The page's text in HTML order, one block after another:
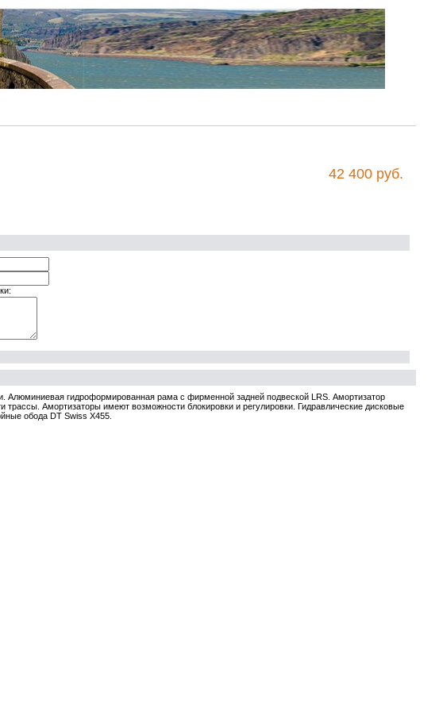
42 400 руб.
Алюминиевая гидроформированная рама с фирменной задней подвеской LRS. Амортизатор
Амортизаторы имеют возможности блокировки и регулировки. Гидравлические дисковые
обода DT Swiss X455.